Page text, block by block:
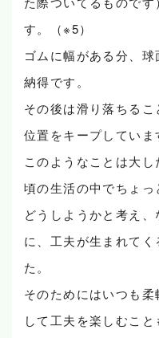
す。（※5）
ゴムに幅がある分、
納得です。
その後は滑り落ちる
位置をキープしていま
このようなことは大
頃の生活の中でちょ
どうしようかと考え
に、工夫が生まれて
た。
そのためにはいつも
して工夫を楽しむこと